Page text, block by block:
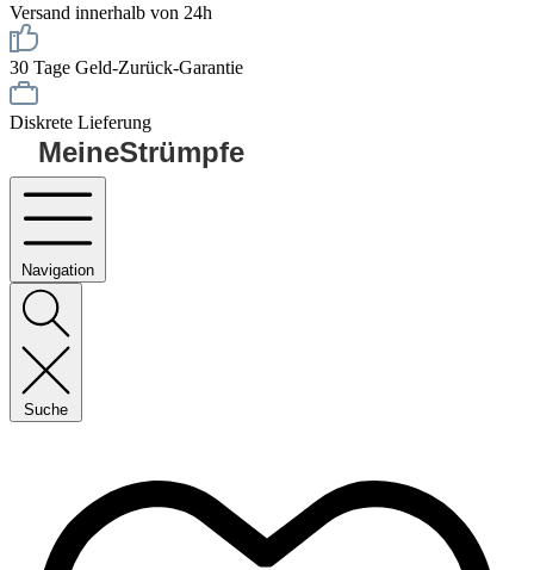
Versand innerhalb von 24h
30 Tage Geld-Zurück-Garantie
Diskrete Lieferung
MeineStrümpfe
Navigation
Suche